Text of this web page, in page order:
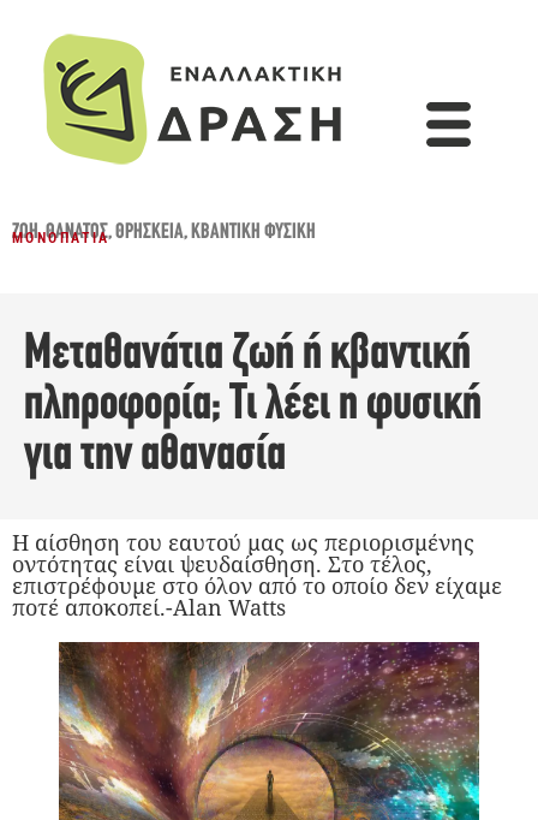
ΖΩΉ,ΘΆΝΑΤΟΣ,ΘΡΗΣΚΕΊΑ,ΚΒΑΝΤΙΚΉ ΦΥΣΙΚΉ
ΜΟΝΟΠΆΤΙΑ
Μεταθανάτια ζωή ή κβαντική
πληροφορία; Τι λέει η φυσική
για την αθανασία
Η αίσθηση του εαυτού μας ως περιορισμένης
οντότητας είναι ψευδαίσθηση. Στο τέλος,
επιστρέφουμε στο όλον από το οποίο δεν είχαμε
ποτέ αποκοπεί.-Alan Watts